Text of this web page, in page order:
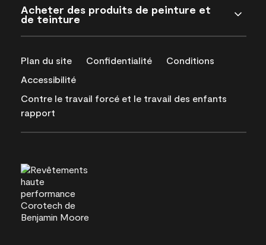
Acheter des produits de peinture et
de teinture
Plan du site Confidentialité
Conditions
Accessibilité
Contre le travail forcé et le travail des enfants
rapport